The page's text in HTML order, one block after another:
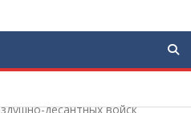
десантных войск